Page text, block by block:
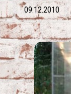
09.12.2010